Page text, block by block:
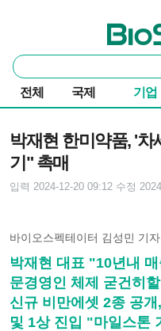
바이오스
통
합
검
색
전체 국제 기업
박재현 한미약품, '
기" 촉매
입력 2024-12-20 09:12 수정
바이오스펙테이터 김성민 기자
박재현 대표 "10년내
문경영인 체제 굳건히
신규 비만에셋 2종 공
및 1상 진입 "마일스톤